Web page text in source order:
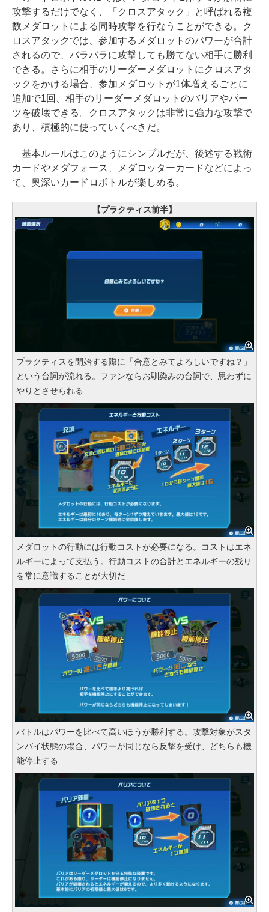
攻撃するだけでなく、「クロスアタック」と呼ばれる複
数メダロットによる同時攻撃を行なうことができる。ク
ロスアタックでは、参加するメダロットのパワーが合計
されるので、バラバラに攻撃しても勝てない相手に勝利
できる。さらに相手のリーダーメダロットにクロスアタ
ックをかける場合、参加メダロットが1体増えるごとに
追加で1回、相手のリーダーメダロットのバリアやパー
ツを破壊できる。クロスアタックは非常に強力な攻撃で
あり、積極的に使っていくべきだ。
基本ルールはこのようにシンプルだが、後述する戦術
カードやメダフォース、メダロッターカードなどによっ
て、奥深いカードロボトルが楽しめる。
【プラクティス前半】
プラクティスを開始する際に「合意とみてよろしいですね？」
という台詞が流れる。ファンならお馴染みの台詞で、思わずに
やりとさせられる
メダロットの行動には行動コストが必要になる。コストはエネ
ルギーによって支払う。行動コストの合計とエネルギーの残り
を常に意識することが大切だ
バトルはパワーを比べて高いほうが勝利する。攻撃対象がスタ
ンバイ状態の場合、パワーが同じなら反撃を受け、どちらも機
能停止する